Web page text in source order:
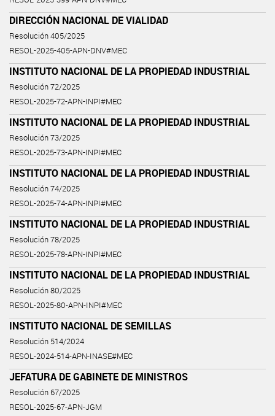
DIRECCIÓN NACIONAL DE VIALIDAD
Resolución 405/2025
RESOL-2025-405-APN-DNV#MEC
INSTITUTO NACIONAL DE LA PROPIEDAD INDUSTRIAL
Resolución 72/2025
RESOL-2025-72-APN-INPI#MEC
INSTITUTO NACIONAL DE LA PROPIEDAD INDUSTRIAL
Resolución 73/2025
RESOL-2025-73-APN-INPI#MEC
INSTITUTO NACIONAL DE LA PROPIEDAD INDUSTRIAL
Resolución 74/2025
RESOL-2025-74-APN-INPI#MEC
INSTITUTO NACIONAL DE LA PROPIEDAD INDUSTRIAL
Resolución 78/2025
RESOL-2025-78-APN-INPI#MEC
INSTITUTO NACIONAL DE LA PROPIEDAD INDUSTRIAL
Resolución 80/2025
RESOL-2025-80-APN-INPI#MEC
INSTITUTO NACIONAL DE SEMILLAS
Resolución 514/2024
RESOL-2024-514-APN-INASE#MEC
JEFATURA DE GABINETE DE MINISTROS
Resolución 67/2025
RESOL-2025-67-APN-JGM